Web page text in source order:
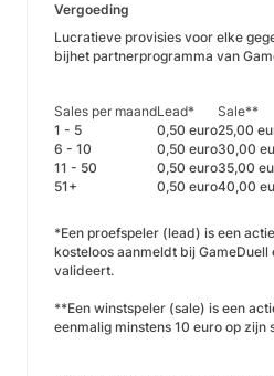
Vergoeding
Lucratieve provisies voor elke
bijhet partnerprogramma van
Sales per maandLead*
Sale**
1 - 5
0,50 euro25,00
6 - 10
0,50 euro30,00
11 - 50
0,50 euro35,00
51+
0,50 euro40,00
*Een proefspeler (lead) is een
kosteloos aanmeldt bij
valideert.
**Een winstspeler (sale) is een
eenmalig minstens 10 euro op zijn